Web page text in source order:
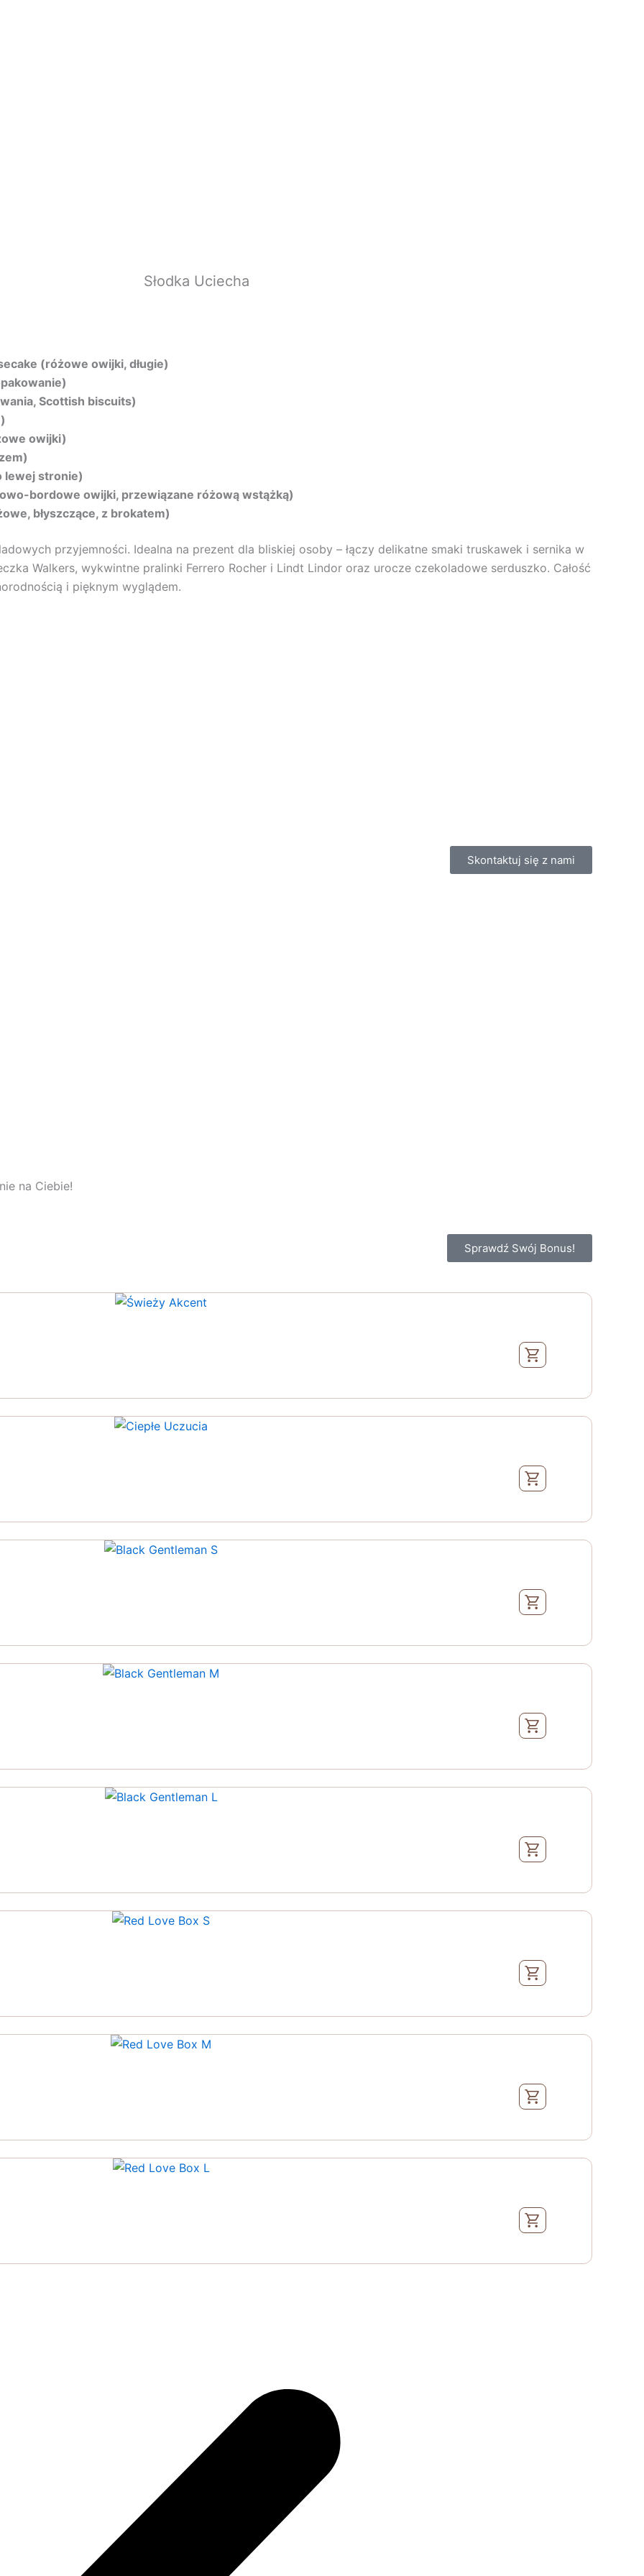
Słodka Uciecha
(różowe owijki, długie)
Scottish biscuits)
owijki)
lewej stronie)
bordowe owijki, przewiązane różową wstążką)
błyszczące, z brokatem)
przyjemności. Idealna na prezent dla bliskiej osoby – łączy delikatne smaki truskawek i sernika w
Walkers, wykwintne pralinki Ferrero Rocher i Lindt Lindor oraz urocze czekoladowe serduszko. Całość
i pięknym wyglądem.
Skontaktuj się z nami
na Ciebie!
Sprawdź Swój Bonus!